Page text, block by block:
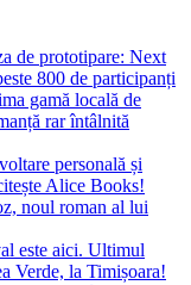
de prototipare: Next
800 de participanți
gamă locală de
rar întâlnită
personală și
Alice Books!
noul roman al lui
este aici. Ultimul
Verde, la Timișoara!